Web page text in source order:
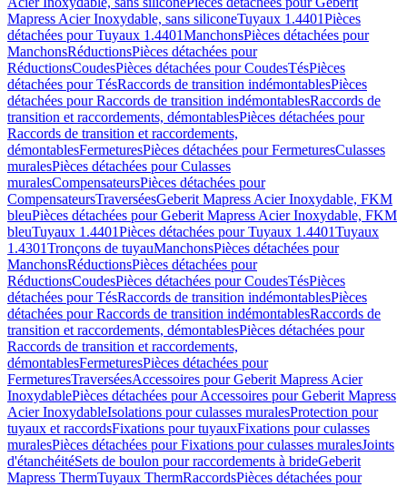
Mapress Acier Inoxydable, sans siliconeTuyaux 1.4401Pièces
détachées pour Tuyaux 1.4401ManchonsPièces détachées pour
ManchonsRéductionsPièces détachées pour
RéductionsCoudesPièces détachées pour CoudesTésPièces
détachées pour TésRaccords de transition indémontablesPièces
détachées pour Raccords de transition indémontablesRaccords de
transition et raccordements, démontablesPièces détachées pour
Raccords de transition et raccordements,
démontablesFermeturesPièces détachées pour FermeturesCulasses
muralesPièces détachées pour Culasses
muralesCompensateursPièces détachées pour
CompensateursTraverséesGeberit Mapress Acier Inoxydable, FKM
bleuPièces détachées pour Geberit Mapress Acier Inoxydable, FKM
bleuTuyaux 1.4401Pièces détachées pour Tuyaux 1.4401Tuyaux
1.4301Tronçons de tuyauManchonsPièces détachées pour
ManchonsRéductionsPièces détachées pour
RéductionsCoudesPièces détachées pour CoudesTésPièces
détachées pour TésRaccords de transition indémontablesPièces
détachées pour Raccords de transition indémontablesRaccords de
transition et raccordements, démontablesPièces détachées pour
Raccords de transition et raccordements,
démontablesFermeturesPièces détachées pour
FermeturesTraverséesAccessoires pour Geberit Mapress Acier
InoxydablePièces détachées pour Accessoires pour Geberit Mapress
Acier InoxydableIsolations pour culasses muralesProtection pour
tuyaux et raccordsFixations pour tuyauxFixations pour culasses
muralesPièces détachées pour Fixations pour culasses muralesJoints
d'étanchéitéSets de boulon pour raccordements à brideGeberit
Mapress ThermTuyaux ThermRaccordsPièces détachées pour